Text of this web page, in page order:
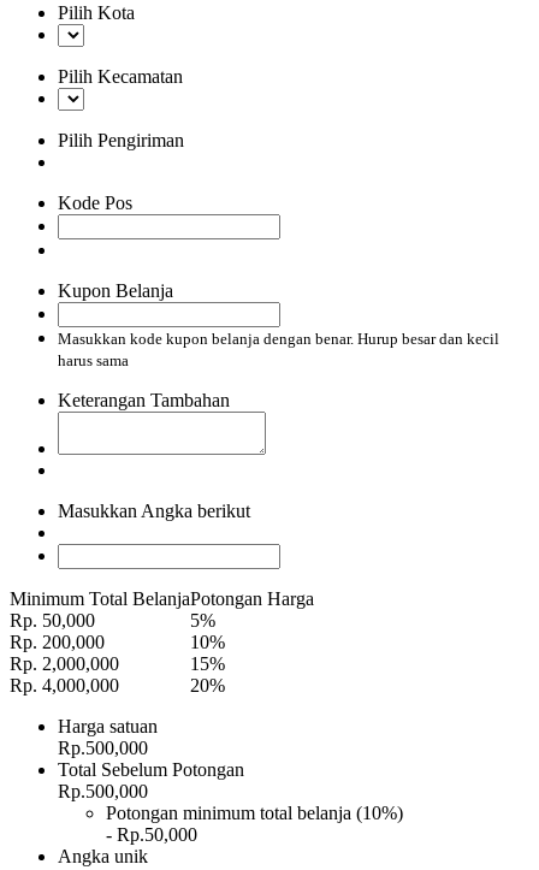
Pilih Kota
Pilih Kecamatan
Pilih Pengiriman
Kode Pos
Kupon Belanja
Masukkan kode kupon belanja dengan benar. Hurup besar dan kecil
harus sama
Keterangan Tambahan
Masukkan Angka berikut
Minimum Total BelanjaPotongan Harga
Rp. 50,000
5%
Rp. 200,000
10%
Rp. 2,000,000
15%
Rp. 4,000,000
20%
Harga satuan
Rp.500,000
Total Sebelum Potongan
Rp.500,000
Potongan minimum total belanja (10%)
- Rp.50,000
Angka unik